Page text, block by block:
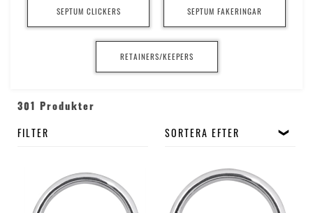
Själva proceduren varierar, vissa piercers vill att du ligger ner,
med piercern lutandes över ditt huvud och andra har dig
eller pierca på fri hand, det är olika metoder och det är din
piercer som avgör vilken som blir bäst på just dig. Själva
framträda rak och jämn mot ansiktet.
gör det.
perfekta positionen att känna allt.
För det andra, så kan en infektion, även om de är sällsynta, bli
allvarlig. Genom att skära ned på rökning ger du din piercing
SEPTUM CLICKERS SEPTUM FAKERINGAR
RETAINERS/KEEPERS
301 Produkter
FILTER SORTERA EFTER